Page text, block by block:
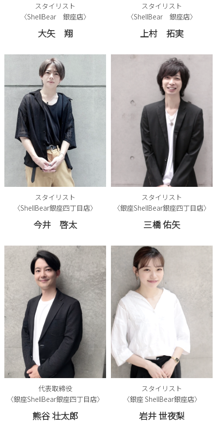
スタイリスト
〈ShellBear 銀座店〉
大矢 翔
スタイリスト
〈ShellBear 銀座店〉
上村 拓実
スタイリスト
〈ShellBear銀座四丁目店〉
今井 啓太
スタイリスト
〈銀座ShellBear銀座四丁目店〉
三橋 佑矢
代表取締役
〈銀座ShellBear銀座四丁目店〉
熊谷 壮太郎
スタイリスト
〈銀座 ShellBear銀座店〉
岩井 世夜梨